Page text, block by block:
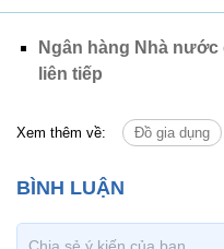
Ngân hàng Nhà nước
liên tiếp
Xem thêm về: Đồ gia dụng